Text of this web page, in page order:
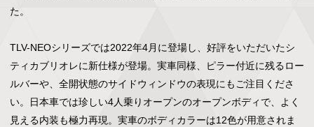
た。
TLV-NEOシリーズでは2022年4月に登場し、好評をいただいたシ
ティカブリオレに新仕様が登場。実車同様、ピラー付近に残るロー
ルバーや、全開状態のサイドウィンドウの表現にもご注目くださ
い。日本車では珍しい4人乗りオープンのオープンボディで、よく
見える内装も極力再現。実車のボディカラーは12色が用意されま